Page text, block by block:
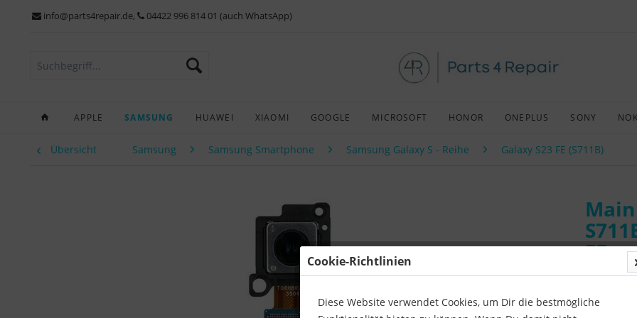
info@parts4repair.de, 04422 996 814 01 (auch WhatsApp)
APPLE SAMSUNG HUAWEI XIAOMI GOOGLE MICROSOFT HONOR ONEPLUS SONY
Übersicht Samsung Samsung Smartphone Samsung Galaxy S - Reihe Galaxy S23 FE (S711B)
FE
Cookie-Richtlinien
Diese Website verwendet Cookies, um Dir die bestmögliche